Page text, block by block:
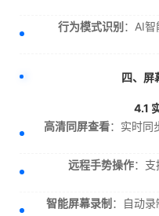
行为模式识别 ：AI
四、屏
4.1
高清同屏查看：实时同
远程手势操作：
智能屏幕录制 ：自动